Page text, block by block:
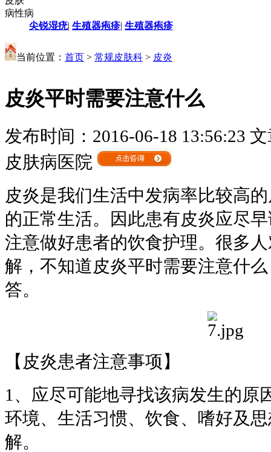
病性病
尖锐湿疣| 生殖器疱疹| 生殖器疱疹
当前位置： 首页 > 常规皮肤科 > 皮炎
皮炎平时需要注意什么
发布时间：2016-06-18 13:56:23 文
皮肤病医院
皮炎是我们生活中发病率比较高
的正常生活。因此患有皮炎应尽
注意做好患者的饮食护理。很多
解，不知道皮炎平时需要注意什
答。
【皮炎患者注意事项】
1、应尽可能地寻找该病发生的原
环境、生活习惯、饮食、嗜好及
解。